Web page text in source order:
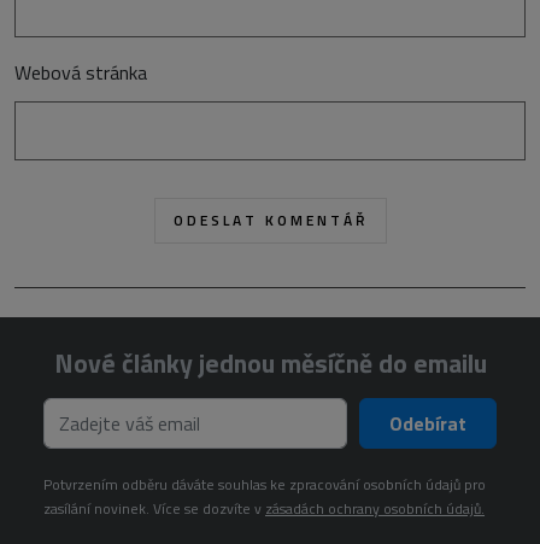
Webová stránka
Nové články jednou měsíčně do emailu
Odebírat
Potvrzením odběru dáváte souhlas ke zpracování osobních údajů pro
zasílání novinek. Více se dozvíte v zásadách ochrany osobních údajů.